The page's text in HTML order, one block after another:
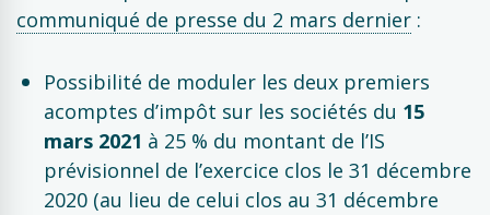
communiqué de presse du 2 mars dernier :
Possibilité de moduler les deux premiers
acomptes d’impôt sur les sociétés du 15
mars 2021 à 25 % du montant de l’IS
prévisionnel de l’exercice clos le 31 décembre
2020 (au lieu de celui clos au 31 décembre